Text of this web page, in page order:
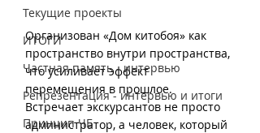
Текущие проекты
ИТОГИ
Частная память - интервью
Репрезентация - интервью и итоги
Принцип ЧБ
Организован «Дом китобоя» как
пространство внутри пространства,
что усиливает эффект
перемещения в прошлое.
Встречает экскурсантов не просто
администратор, а человек, который